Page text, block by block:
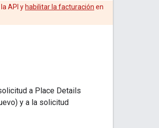
API y habilitar la facturación en
a Place Details
y a la solicitud